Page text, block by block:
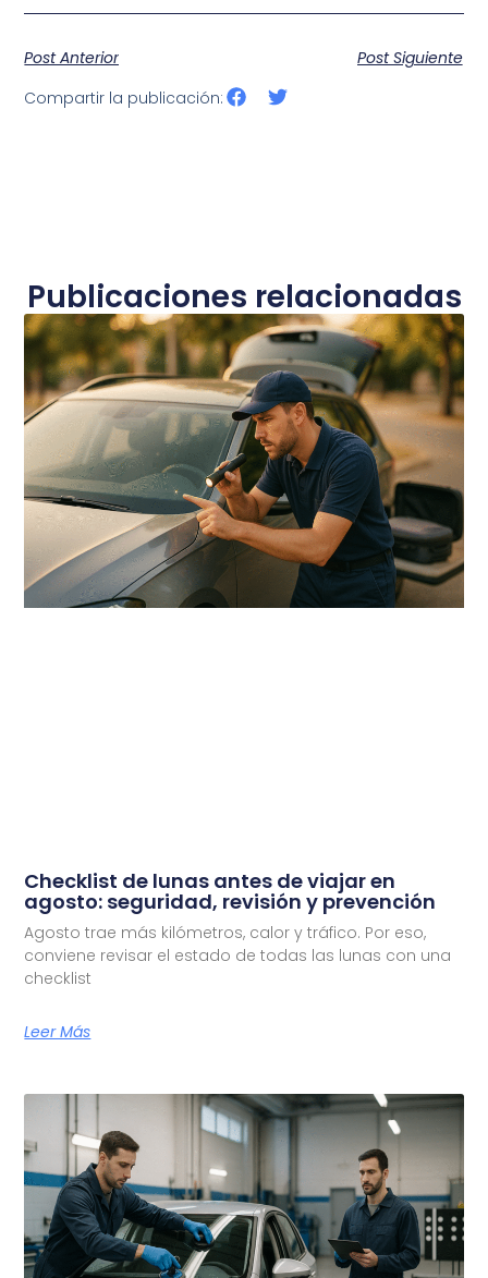
Post Anterior
Post Siguiente
Compartir la publicación:
Publicaciones relacionadas
Checklist de lunas antes de viajar en
agosto: seguridad, revisión y prevención
Agosto trae más kilómetros, calor y tráfico. Por eso,
conviene revisar el estado de todas las lunas con una
checklist
Leer Más